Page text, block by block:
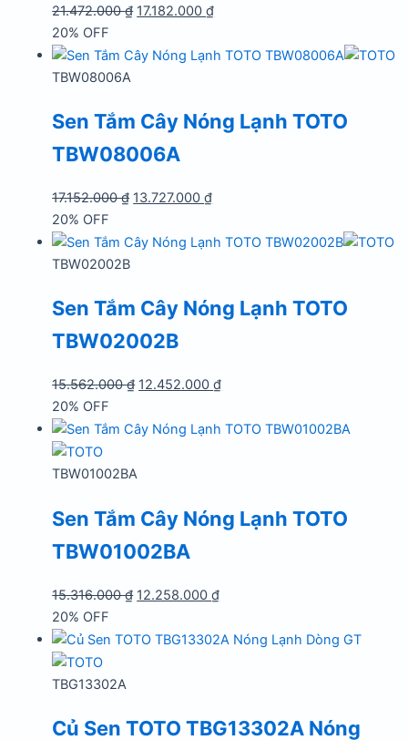
21.472.000₫ Giá
là:
17.182.000₫Giá
tại
20% OFF
TBW08006A
Sen Tắm Cây Nóng Lạnh TOTO
TBW08006A
17.152.000₫ Giá
là:
13.727.000₫Giá
tại
20% OFF
TBW02002B
Sen Tắm Cây Nóng Lạnh TOTO
TBW02002B
15.562.000₫ Giá
là:
12.452.000₫Giá
tại
20% OFF
TBW01002BA
Sen Tắm Cây Nóng Lạnh TOTO
TBW01002BA
15.316.000₫ Giá
là:
12.258.000₫Giá
tại
20% OFF
TBG13302A
Củ Sen TOTO TBG13302A Nóng